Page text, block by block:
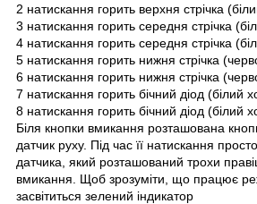
2 натискання горить верхня стрічка
3 натискання горить середня стрічка
4 натискання горить середня стрічка
5 натискання горить нижня стрічка
6 натискання горить нижня стрічка
7 натискання горить бічний діод
8 натискання горить бічний діод
Біля кнопки вмикання розташована
датчик руху. Під час її натискання
датчика, який розташований трохи
вмикання. Щоб зрозуміти, що працює
засвітиться зелений індикатор